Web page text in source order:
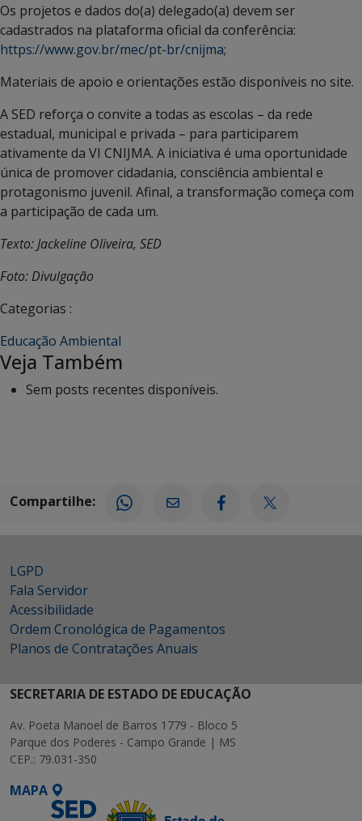
Os projetos e dados do(a) delegado(a) devem ser
cadastrados na plataforma oficial da conferência:
https://www.gov.br/mec/pt-br/cnijma;
Materiais de apoio e orientações estão disponíveis no site.
A SED reforça o convite a todas as escolas – da rede
estadual, municipal e privada – para participarem
ativamente da VI CNIJMA. A iniciativa é uma oportunidade
única de promover cidadania, consciência ambiental e
protagonismo juvenil. Afinal, a transformação começa com
a participação de cada um.
Texto: Jackeline Oliveira, SED
Foto: Divulgação
Categorias :
Educação Ambiental
Veja Também
Sem posts recentes disponíveis.
Compartilhe:
LGPD
Fala Servidor
Acessibilidade
Ordem Cronológica de Pagamentos
Planos de Contratações Anuais
SECRETARIA DE ESTADO DE EDUCAÇÃO
Av. Poeta Manoel de Barros 1779 - Bloco 5
Parque dos Poderes - Campo Grande | MS
CEP.: 79.031-350
MAPA